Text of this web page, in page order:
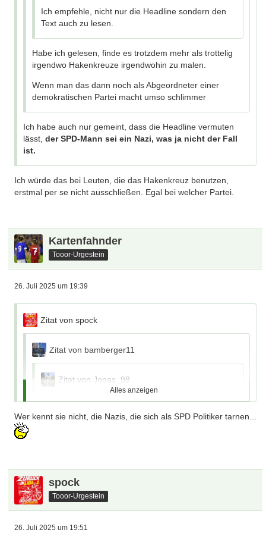
Ich empfehle, nicht nur die Headline sondern den
Text auch zu lesen.
Habe ich gelesen, finde es trotzdem mehr als trottelig
irgendwo Hakenkreuze irgendwohin zu malen.
Wenn man das dann noch als Abgeordneter einer
demokratischen Partei macht umso schlimmer
Ich habe auch nur gemeint, dass die Headline vermuten
lässt,der SPD-Mann sei ein Nazi, was ja nicht der Fall
ist.
Ich würde das bei Leuten, die das Hakenkreuz benutzen,
erstmal per se nicht ausschließen. Egal bei welcher Partei.
Kartenfahnder
Tooor-Urgestein
26. Juli 2025 um 19:39
Zitat von spock
Zitat von bamberger11
Zitat von Jonas_98
100.html
Ich empfehle, nicht nur die Headline sondern
den Text auch zu lesen.
Alles anzeigen
Wer kennt sie nicht, die Nazis, die sich als SPD Politiker tarnen...
spock
Tooor-Urgestein
26. Juli 2025 um 19:51